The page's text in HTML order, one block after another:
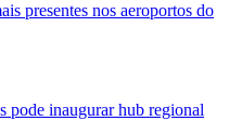
presentes nos aeroportos do
pode inaugurar hub regional